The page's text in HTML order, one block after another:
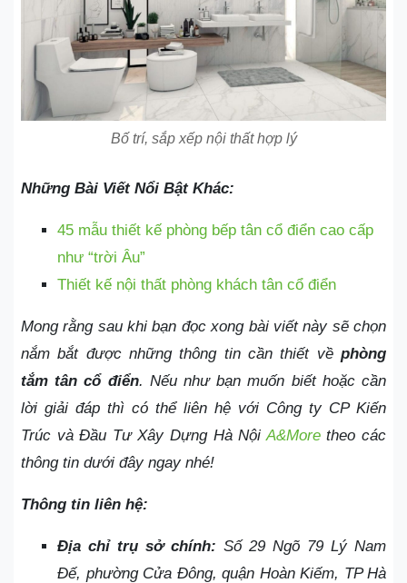
Bố trí, sắp xếp nội thất hợp lý
Những Bài Viết Nổi Bật Khác:
45 mẫu thiết kế phòng bếp tân cổ điển cao cấp
như “trời Âu”
Thiết kế nội thất phòng khách tân cổ điển
Mong rằng sau khi bạn đọc xong bài viết này sẽ chọn
nắm bắt được những thông tin cần thiết về phòng
tắm tân cổ điển. Nếu như bạn muốn biết hoặc cần
lời giải đáp thì có thể liên hệ với Công ty CP Kiến
Trúc và Đầu Tư Xây Dựng Hà Nội A&Moretheo các
thông tin dưới đây ngay nhé!
Thông tin liên hệ:
Địa chỉ trụ sở chính: Số 29 Ngõ 79 Lý Nam
Đế, phường Cửa Đông, quận Hoàn Kiếm, TP Hà